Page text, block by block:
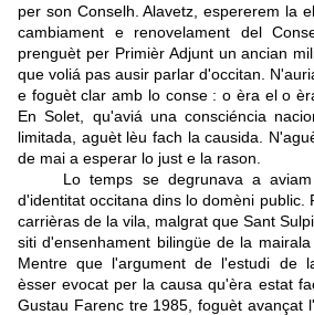
per son Conselh. Alavetz, espererem la
cambiament e renovelament del
prenguèt per Primièr Adjunt un ancian
que voliá pas ausir parlar d'occitan.
e foguèt clar amb lo conse : o èra el o
En Solet, qu'aviá una consciéncia
limitada, aguèt lèu fach la causida.
de mai a esperar lo just e la rason.
Lo temps se degrunava a aviam
d'identitat occitana dins lo domèni public.
carrièras de la vila, malgrat que Sant
siti d'ensenhament bilingüe de la
Mentre que l'argument de l'estudi de
èsser evocat per la causa qu'èra estat
Gustau Farenc tre 1985, foguèt avançat